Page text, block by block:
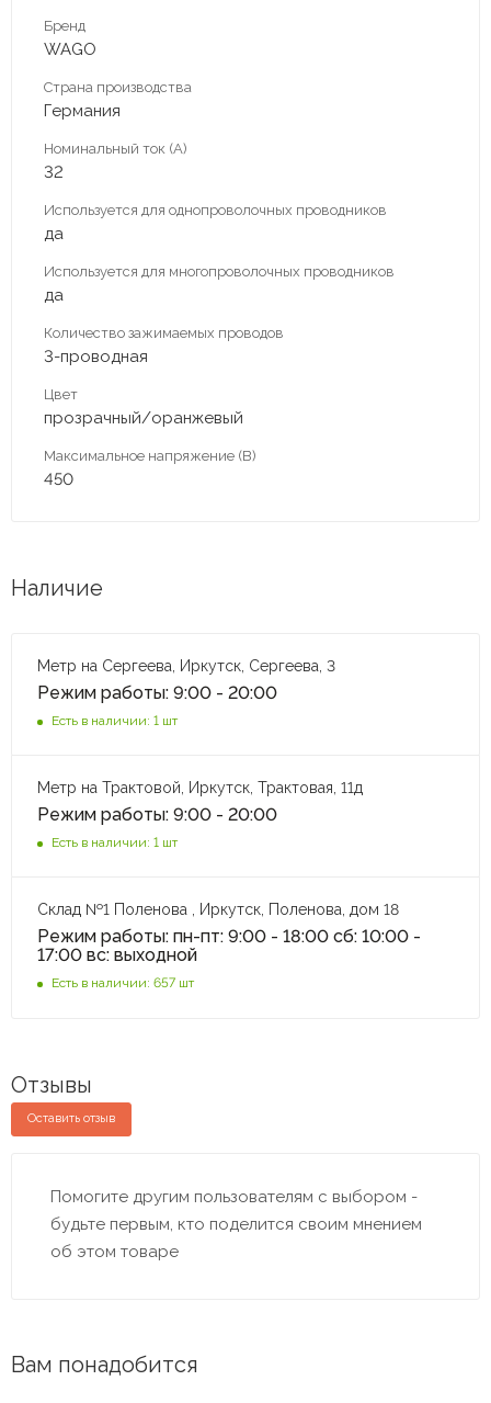
Бренд
WAGO
Страна производства
Германия
Номинальный ток (А)
32
Используется для однопроволочных проводников
да
Используется для многопроволочных проводников
да
Количество зажимаемых проводов
3-проводная
Цвет
прозрачный/оранжевый
Максимальное напряжение (В)
450
Наличие
Метр на Сергеева, Иркутск, Сергеева, 3
Режим работы: 9:00 - 20:00
Есть в наличии: 1 шт
Метр на Трактовой, Иркутск, Трактовая, 11д
Режим работы: 9:00 - 20:00
Есть в наличии: 1 шт
Склад №1 Поленова , Иркутск, Поленова, дом 18
Режим работы: пн-пт: 9:00 - 18:00 сб: 10:00 -
17:00 вс: выходной
Есть в наличии: 657 шт
Отзывы
Оставить отзыв
Помогите другим пользователям с выбором -
будьте первым, кто поделится своим мнением
об этом товаре
Вам понадобится